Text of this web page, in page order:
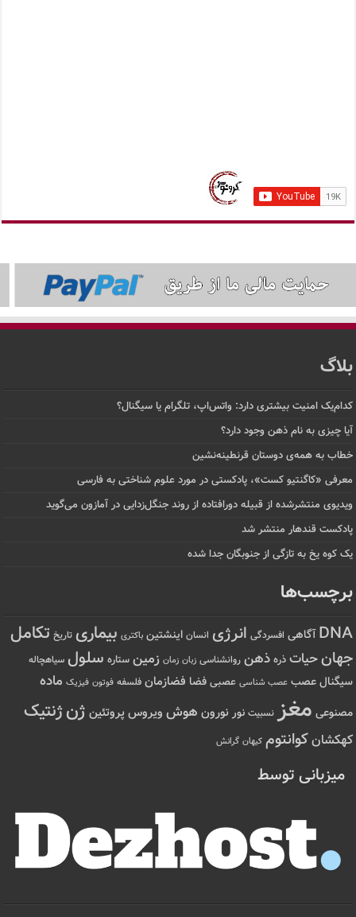
بلاگ
کدام‌یک امنیت بیشتری دارد: واتس‌اپ، تلگرام یا سیگنال؟
آیا چیزی به نام ذهن وجود دارد؟
خطاب به همه‌ی دوستان قرنطینه‌نشین
معرفی «کاگنتیو کست»، پادکستی در مورد علوم شناختی به فارسی
ویدیوی منتشرشده از قبیله دورافتاده‌ از روند جنگل‌زدایی در آمازون می‌گوید
پادکست قندهار منتشر شد
یک کوه یخ به تازگی از جنوبگان جدا شده
برچسب‌ها
DNA آگاهی افسردگی انرژی انسان اینشتین باکتری بیماری تاریخ تکامل
جهانحیات ذره ذهن روانشناسی زبان زمان زمین ستاره سلول سیاهچاله
سیگنال عصب عصب شناسی عصبی فضا فضازمان فلسفه فوتون فیزیک ماده
مصنوعی مغز نسبیت نور نورون هوش ویروس پروتئین ژنژنتیک
کهکشانکوانتوم کیهان گرانش
میزبانی توسط